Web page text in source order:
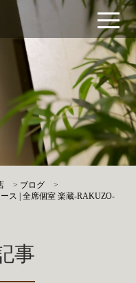
> ブログ
>
ス | 全席個室 楽蔵‐RAKUZO‐
事